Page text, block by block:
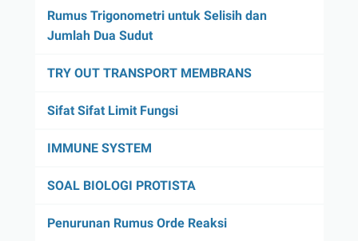
Rumus Trigonometri untuk Selisih dan
Jumlah Dua Sudut
TRY OUT TRANSPORT MEMBRANS
Sifat Sifat Limit Fungsi
IMMUNE SYSTEM
SOAL BIOLOGI PROTISTA
Penurunan Rumus Orde Reaksi